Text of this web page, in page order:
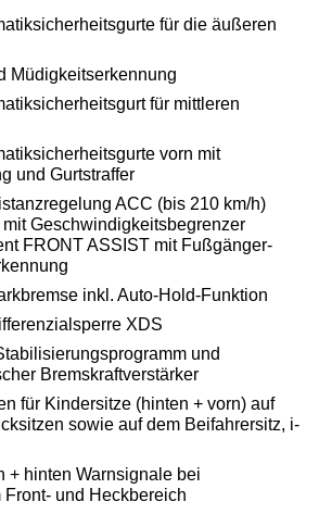
für die äußeren
Müdigkeitserkennung
für mittleren
vorn mit
und Gurtstraffer
ACC (bis 210 km/h)
Geschwindigkeitsbegrenzer
FRONT ASSIST mit Fußgänger-
inkl. Auto-Hold-Funktion
XDS
und
Bremskraftverstärker
für Kindersitze (hinten + vorn) auf
sowie auf dem Beifahrersitz, i-
+ hinten Warnsignale bei
und Heckbereich